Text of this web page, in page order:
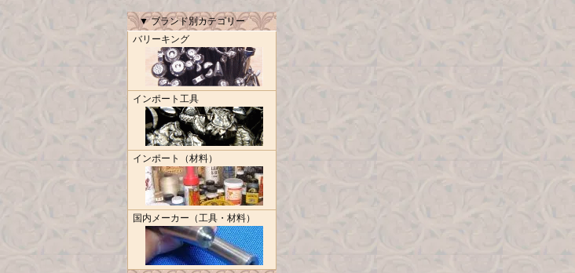
▼ ブランド別カテゴリー
バリーキング
インポート工具
インポート（材料）
国内メーカー（工具・材料）